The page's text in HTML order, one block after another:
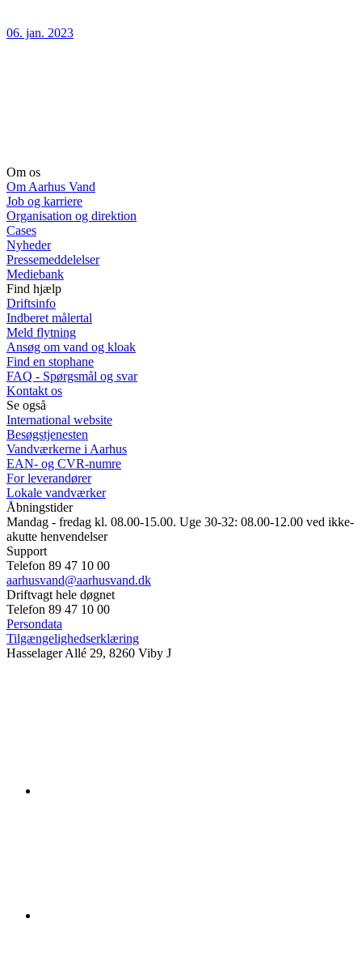
06. jan. 2023
Om os
Om Aarhus Vand
Job og karriere
Organisation og direktion
Cases
Nyheder
Pressemeddelelser
Mediebank
Find hjælp
Driftsinfo
Indberet målertal
Meld flytning
Ansøg om vand og kloak
Find en stophane
FAQ - Spørgsmål og svar
Kontakt os
Se også
International website
Besøgstjenesten
Vandværkerne i Aarhus
EAN- og CVR-numre
For leverandører
Lokale vandværker
Åbningstider
Mandag - fredag kl. 08.00-15.00. Uge 30-32: 08.00-12.00 ved ikke-
akutte henvendelser
Support
Telefon 89 47 10 00
aarhusvand@aarhusvand.dk
Driftvagt hele døgnet
Telefon 89 47 10 00
Persondata
Tilgængelighedserklæring
Hasselager Allé 29, 8260 Viby J